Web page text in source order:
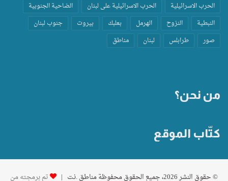
الحرب الاسرائيلية
الحرب الاسرائيلية على لبنان
الضاحية الجنوبية
النبطية
النزوح الهرمل بعلبك بيروت
جنوب لبنان
صور
طرابلس لبنان مناطق
من نحن؟
كتّاب الموقع
© حقوق النشر 2026، جميع الحقوق محفوظة مناطق .نت | تم برمجته من